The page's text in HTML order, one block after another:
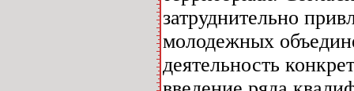
затруднительно
молодежных
деятельность